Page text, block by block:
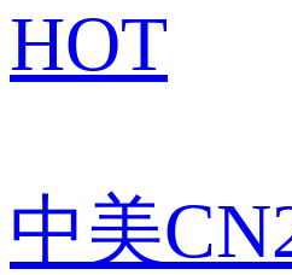
HOT
中美